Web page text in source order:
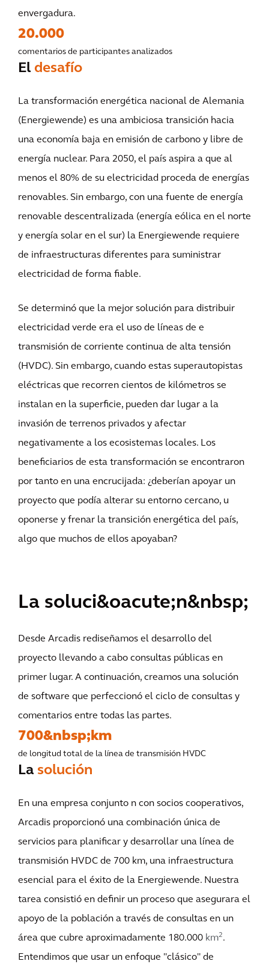
envergadura.
20.000
comentarios de participantes analizados
El desafío
La transformación energética nacional de Alemania
(Energiewende) es una ambiciosa transición hacia
una economía baja en emisión de carbono y libre de
energía nuclear. Para 2050, el país aspira a que al
menos el 80% de su electricidad proceda de energías
renovables. Sin embargo, con una fuente de energía
renovable descentralizada (energía eólica en el norte
y energía solar en el sur) la Energiewende requiere
de infraestructuras diferentes para suministrar
electricidad de forma fiable.
Se determinó que la mejor solución para distribuir
electricidad verde era el uso de líneas de e
transmisión de corriente continua de alta tensión
(HVDC). Sin embargo, cuando estas superautopistas
eléctricas que recorren cientos de kilómetros se
instalan en la superficie, pueden dar lugar a la
invasión de terrenos privados y afectar
negativamente a los ecosistemas locales. Los
beneficiarios de esta transformación se encontraron
por tanto en una encrucijada: ¿deberían apoyar un
proyecto que podía alterar su entorno cercano, u
oponerse y frenar la transición energética del país,
algo que muchos de ellos apoyaban?
La soluci&oacute;n&nbsp;
Desde Arcadis rediseñamos el desarrollo del
proyecto llevando a cabo consultas públicas en
primer lugar. A continuación, creamos una solución
de software que perfeccionó el ciclo de consultas y
comentarios entre todas las partes.
700&nbsp;km
de longitud total de la línea de transmisión HVDC
La solución
En una empresa conjunto n con socios cooperativos,
Arcadis proporcionó una combinación única de
servicios para planificar y desarrollar una línea de
transmisión HVDC de 700 km, una infraestructura
esencial para el éxito de la Energiewende. Nuestra
tarea consistió en definir un proceso que asegurara el
apoyo de la población a través de consultas en un
área que cubre aproximadamente 180.000 km2.
Entendimos que usar un enfoque "clásico" de